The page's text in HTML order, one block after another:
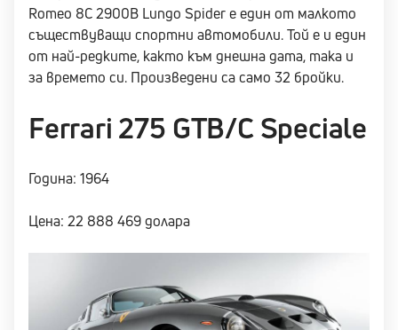
Romeo 8C 2900B Lungo Spider е един от малкото
съществуващи спортни автомобили. Той е и един
от най-редките, както към днешна дата, така и
за времето си. Произведени са само 32 бройки.
Ferrari 275 GTB/C Speciale
Година: 1964
Цена: 22 888 469 долара